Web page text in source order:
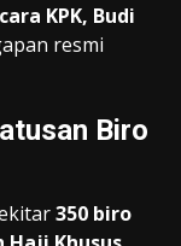
KPK, Budi
resmi
Biro
350 biro